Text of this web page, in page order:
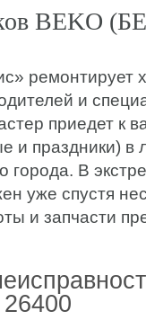
BEKO
ремонтирует
и
приедет к
и праздники) в
города. В
уже спустя
и запчасти